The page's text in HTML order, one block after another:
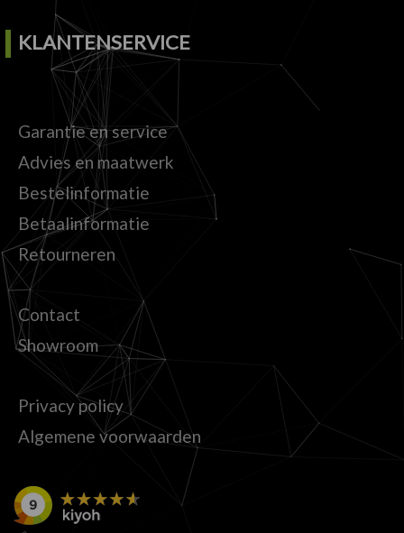
KLANTENSERVICE
Garantie en service
Advies en maatwerk
Bestelinformatie
Betaalinformatie
Retourneren
Contact
Showroom
Privacy policy
Algemene voorwaarden